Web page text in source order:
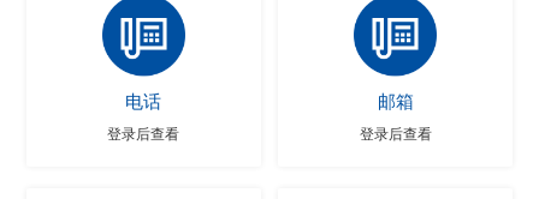
电话
登录后查看
邮箱
登录后查看